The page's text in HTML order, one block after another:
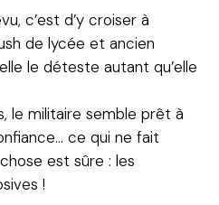
c’est d’y croiser à
de lycée et ancien
le déteste autant qu’elle
le militaire semble prêt à
ce qui ne fait
est sûre : les
!